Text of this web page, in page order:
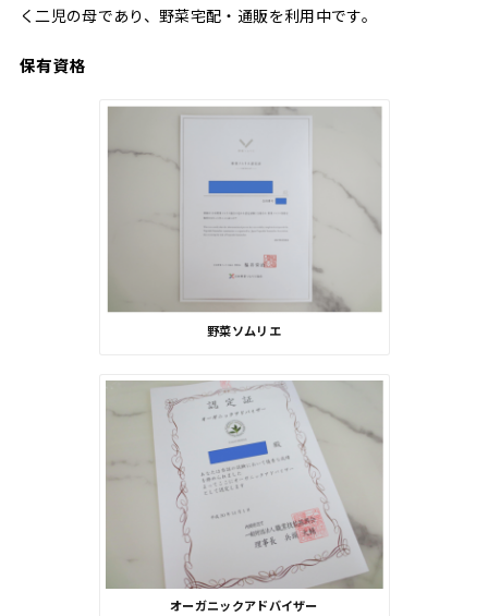
く二児の母であり、野菜宅配・通販を利用中です。
保有資格
野菜ソムリエ
オーガニックアドバイザー